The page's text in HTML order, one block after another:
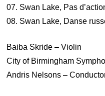
07. Swan Lake, Pas
08. Swan Lake, Danse
Baiba Skride – Violin
City of Birmingham
Andris Nelsons –